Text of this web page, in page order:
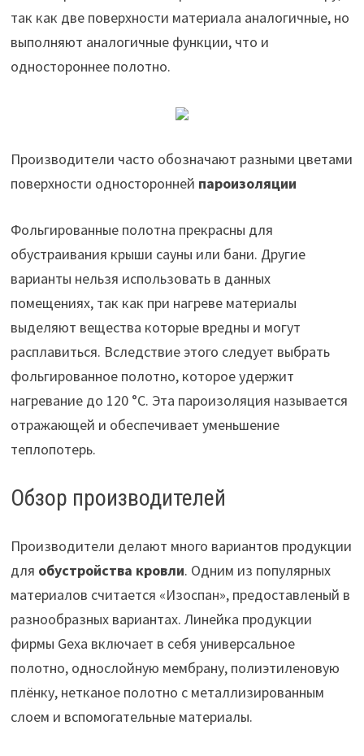
так как две поверхности материала аналогичные, но
выполняют аналогичные функции, что и
одностороннее полотно.
Производители часто обозначают разными цветами
поверхности односторонней пароизоляции
Фольгированные полотна прекрасны для
обустраивания крыши сауны или бани. Другие
варианты нельзя использовать в данных
помещениях, так как при нагреве материалы
выделяют вещества которые вредны и могут
расплавиться. Вследствие этого следует выбрать
фольгированное полотно, которое удержит
нагревание до 120 °C. Эта пароизоляция называется
отражающей и обеспечивает уменьшение
теплопотерь.
Обзор производителей
Производители делают много вариантов продукции
для обустройства кровли. Одним из популярных
материалов считается «Изоспан», предоставленый в
разнообразных вариантах. Линейка продукции
фирмы Gexa включает в себя универсальное
полотно, однослойную мембрану, полиэтиленовую
плёнку, нетканое полотно с металлизированным
слоем и вспомогательные материалы.